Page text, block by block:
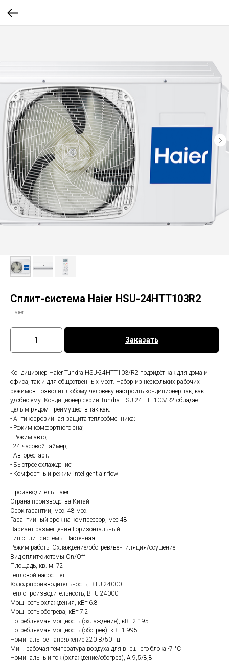
Сплит-система Haier HSU-24HTT103R2
Haier
Заказать
Кондиционер Haier Tundra HSU-24HTT103/R2 подойдёт как для дома и
офиса, так и для общественных мест. Набор из нескольких рабочих
режимов позволит любому человеку настроить кондиционер так, как
удобно ему. Кондиционер серии Tundra HSU-24HTT103/R2 обладает
целым рядом преимуществ так как:
- Антикоррозийная защита теплообменника;
- Режим комфортного сна;
- Режим авто;
- 24 часовой таймер;
- Авторестарт;
- Быстрое охлаждение;
- Комфортный режим inteligent air flow
Производитель Haier
Страна производства Китай
Срок гарантии, мес. 48 мес.
Гарантийный срок на компрессор, мес 48
Вариант размещения Горизонтальный
Тип сплит-системы Настенная
Режим работы Охлаждение/обогрев/вентиляция/осушение
Вид сплит-системы On/Off
Площадь, кв. м. 72
Тепловой насос Нет
Холодопроизводительность, BTU 24000
Теплопроизводительность, BTU 24000
Мощность охлаждения, кВт 6.8
Мощность обогрева, кВт 7.2
Потребляемая мощность (охлаждение), кВт 2.195
Потребляемая мощность (обогрев), кВт 1.995
Номинальное напряжение 220 В/50 Гц
Мин. рабочая температура воздуха для внешнего блока -7 °С
Номинальный ток (охлаждение/обогрев), А 9,5/8,8